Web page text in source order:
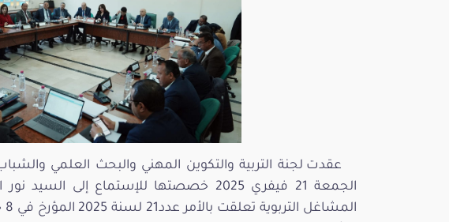
عقدت لجنة التربية والتكوين المهني والبحث العلمي
الجمعة 21 فيفري 2025 خصصتها للإستماع إلى